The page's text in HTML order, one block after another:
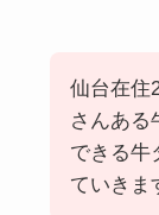
仙台在住
さんある
できる牛
ていきま